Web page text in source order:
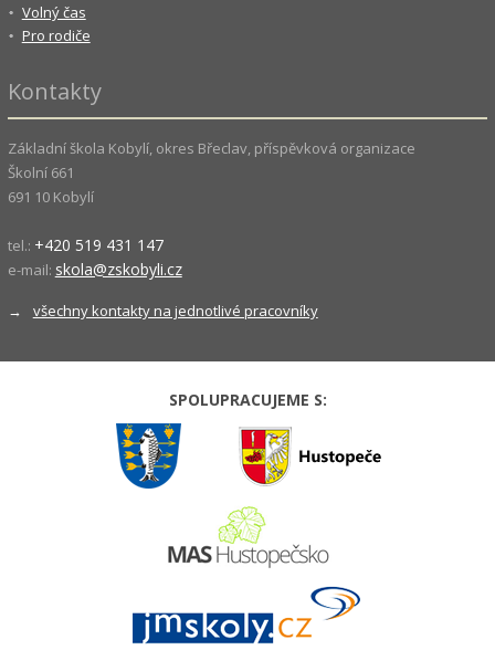
Volný čas
Pro rodiče
Kontakty
Základní škola Kobylí, okres Břeclav, příspěvková organizace
Školní 661
691 10 Kobylí
tel.: +420 519 431 147
e-mail: skola@zskobyli.cz
→ všechny kontakty na jednotlivé pracovníky
SPOLUPRACUJEME S: